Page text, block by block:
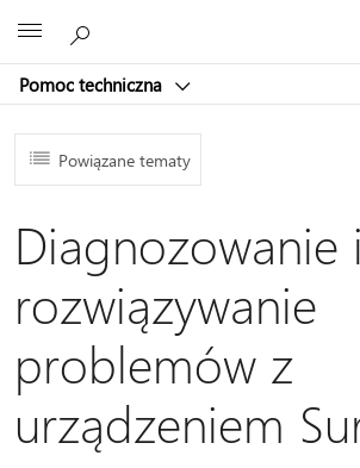
Pomoc techniczna
Powiązane tematy
Diagnozowanie i
rozwiązywanie
problemów z
urządzeniem